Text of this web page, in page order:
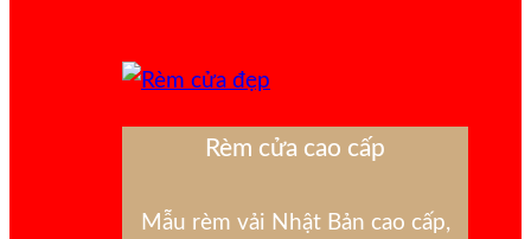
Rèm cửa cao cấp
Mẫu rèm vải Nhật Bản cao cấp,